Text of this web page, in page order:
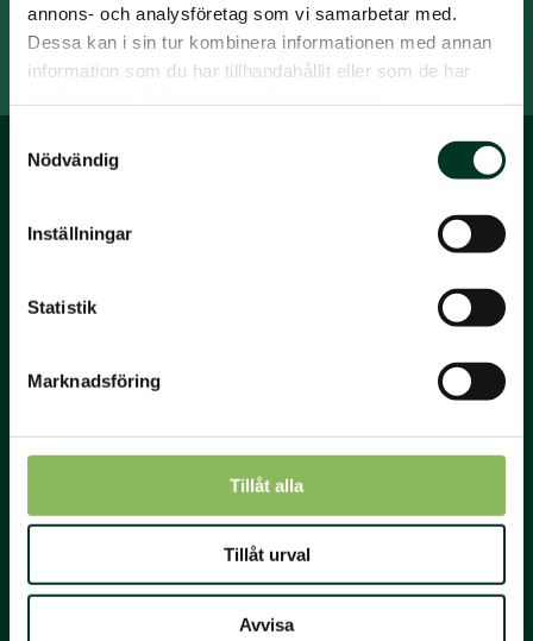
annons- och analysföretag som vi samarbetar med.
Dessa kan i sin tur kombinera informationen med annan
information som du har tillhandahållit eller som de har
Nödvändig
Inställningar
Statistik
Marknadsföring
Tillåt alla
Tillåt urval
Avvisa
Prenumerera på nyhetsbrevet.
St. Hippolyt
org. nr. 556775-4386
Tel. 0413 486 100
St. Hippolyt Nordic A/S
DK-7330 Brande
IBAN: SE6295000099604205200126